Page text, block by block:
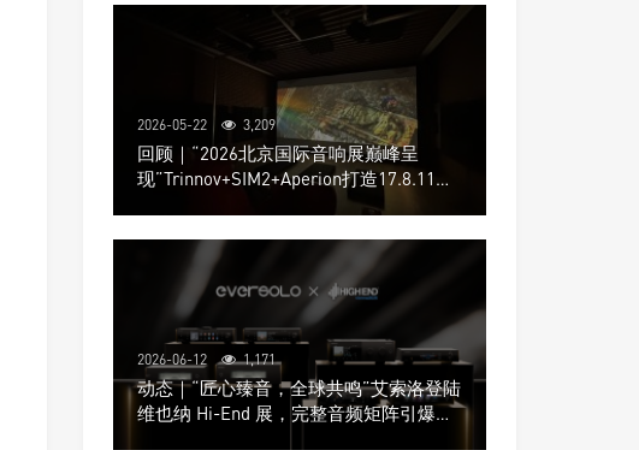
2026-05-22 3,209
回顾｜“2026北京国际音响展巅峰呈
现”Trinnov+SIM2+Aperion打造17.8.11声
2026-06-12 1,171
动态｜“匠心臻音，全球共鸣”艾索洛登陆
维也纳 Hi-End 展，完整音频矩阵引爆关